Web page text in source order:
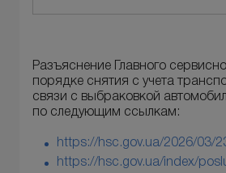
Разъяснение Главного
порядке снятия с учета
связи с выбраковкой
по следующим ссылкам:
https://hsc.gov.ua/2026/03/
https://hsc.gov.ua/index/